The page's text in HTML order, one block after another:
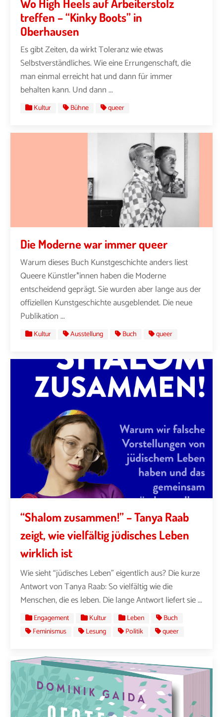
treffen – “Kinky Boots” in
Oberhausen
Es gibt Zeiten, da wirkt Toleranz wie etwas
Selbstverständliches. Wie eine Errungenschaft, die
man einmal erreicht hat und dann für immer
behalten kann. Und dann ...
Kultur Bühne queer
Die Moderne war immer queer
Warum dieses Buch Kunstgeschichte anders liest
Queere Künstler*innen haben die Moderne
entscheidend geprägt. Sie wurden aber lange aus der
offiziellen Kunstgeschichte ausgeblendet. Die neue
Publikation ...
Kultur Ausstellung Buch queer
“Shalom zusammen!” – Tanya Raab
zeigt, wie vielfältig jüdisches Leben
wirklich ist
Wie sieht “jüdisches Leben” eigentlich aus? Die kurze
Antwort von Tanya Raab: So vielfältig wie die
Menschen, die es leben. Die lange Antwort liefert sie ...
Engagement Kultur Leben
Buch
Feminismus
Lesung Politik queer